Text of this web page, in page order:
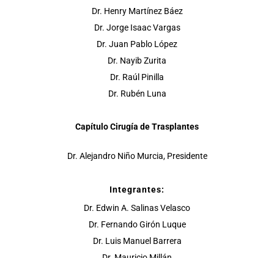
Dr. Henry Martínez Báez
Dr. Jorge Isaac Vargas
Dr. Juan Pablo López
Dr. Nayib Zurita
Dr. Raúl Pinilla
Dr. Rubén Luna
Capítulo Cirugía de Trasplantes
Dr. Alejandro Niño Murcia, Presidente
Integrantes:
Dr. Edwin A. Salinas Velasco
Dr. Fernando Girón Luque
Dr. Luis Manuel Barrera